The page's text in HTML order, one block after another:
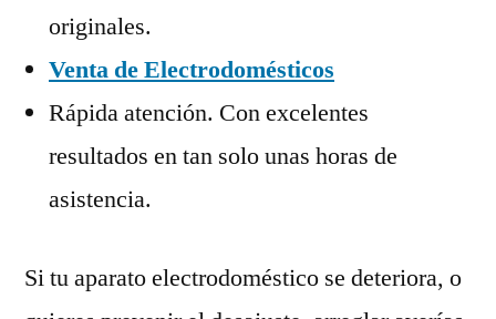
originales.
Venta de Electrodomésticos
Rápida atención. Con excelentes
resultados en tan solo unas horas de
asistencia.
Si tu aparato electrodoméstico se deteriora, o